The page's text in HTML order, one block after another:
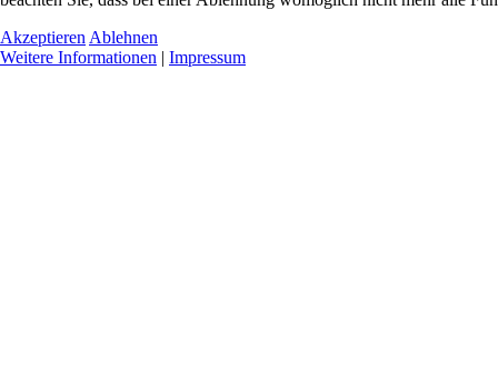
Akzeptieren Ablehnen
Weitere Informationen | Impressum